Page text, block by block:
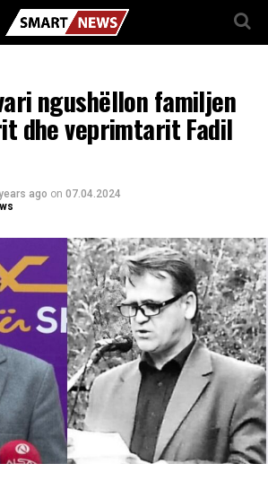
ngushëllon familjen
dhe veprimtarit Fadil
ago on 07.04.2024